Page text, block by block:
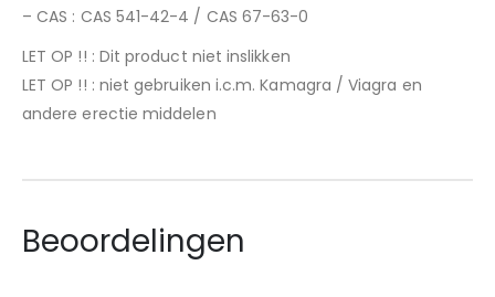
– CAS : CAS 541-42-4 / CAS 67-63-0
LET OP !! : Dit product niet inslikken
LET OP !! : niet gebruiken i.c.m. Kamagra / Viagra en
andere erectie middelen
Beoordelingen